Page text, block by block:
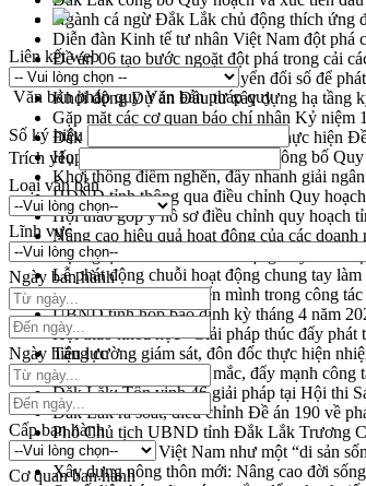
Ngành cá ngừ Đắk Lắk chủ động thích ứng
Diễn đàn Kinh tế tư nhân Việt Nam đột phá
Đề án 06 tạo bước ngoặt đột phá trong cải
Kết nối tour, đẩy mạnh chuyển đổi số để
Khởi động Dự án Đầu tư xây dựng hạ tầng
Gặp mặt các cơ quan báo chí nhân Kỷ
Đắk Lắk sơ kết 4 năm triển khai thực hiện
Họp báo thông tin về Hội nghị Công bố
Khơi thông điểm nghẽn, đẩy nhanh giải
HĐND tỉnh thông qua điều chỉnh Quy
Hội thảo góp ý hồ sơ điều chỉnh quy hoạch
Nâng cao hiệu quả hoạt động của các doanh
Hội nghị triển khai kết nối mạng truyền số
Lễ phát động chuỗi hoạt động chung tay
Xã Ea Kar bước chuyển mình trong công
UBND tỉnh họp báo định kỳ tháng 4 năm
Hội thảo khoa học “Giải pháp thúc đẩy
Tăng cường giám sát, đôn đốc thực hiện
Tháo gỡ những vướng mắc, đẩy mạnh công
Đắk Lắk: Tôn vinh 46 giải pháp tại Hội thi
Đắk Lắk rà soát, điều chỉnh Đề án 190 về
Phó Chủ tịch UBND tỉnh Đắk Lắk Trương
Định vị cà phê Việt Nam như một “di sản
Xây dựng nông thôn mới: Nâng cao đời
Liên kết web
Văn bản pháp quy Văn bản pháp quy
Số ký hiệu
Trích yếu
Loại văn bản
Lĩnh vực
Ngày ban hành
Ngày hiệu lực
Cấp ban hành
Cơ quan ban hành